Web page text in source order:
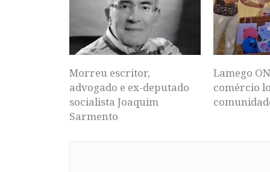
Morreu escritor,
advogado e ex-deputado
socialista Joaquim
Sarmento
Lamego
comércio